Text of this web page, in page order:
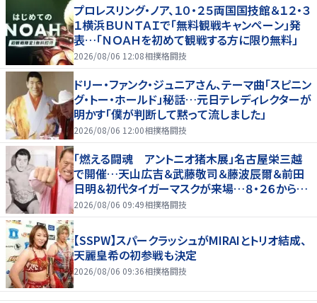
プロレスリング・ノア、１０・２５両国国技館＆１２・３
１横浜ＢＵＮＴＡＩで「無料観戦キャンペーン」発
表…「ＮＯＡＨを初めて観戦する方に限り無料」
2026/08/06 12:08相撲格闘技
ドリー・ファンク・ジュニアさん、テーマ曲「スピニン
グ・トー・ホールド」秘話…元日テレディレクターが
明かす「僕が判断して黙って流しました」
2026/08/06 12:00相撲格闘技
「燃える闘魂 アントニオ猪木展」名古屋栄三越
で開催…天山広吉＆武藤敬司＆藤波辰爾＆前田
日明＆初代タイガーマスクが来場…８・２６から９・
７まで
2026/08/06 09:49相撲格闘技
【SSPW】スパークラッシュがMIRAIとトリオ結成、
天麗皇希の初参戦も決定
2026/08/06 09:36相撲格闘技